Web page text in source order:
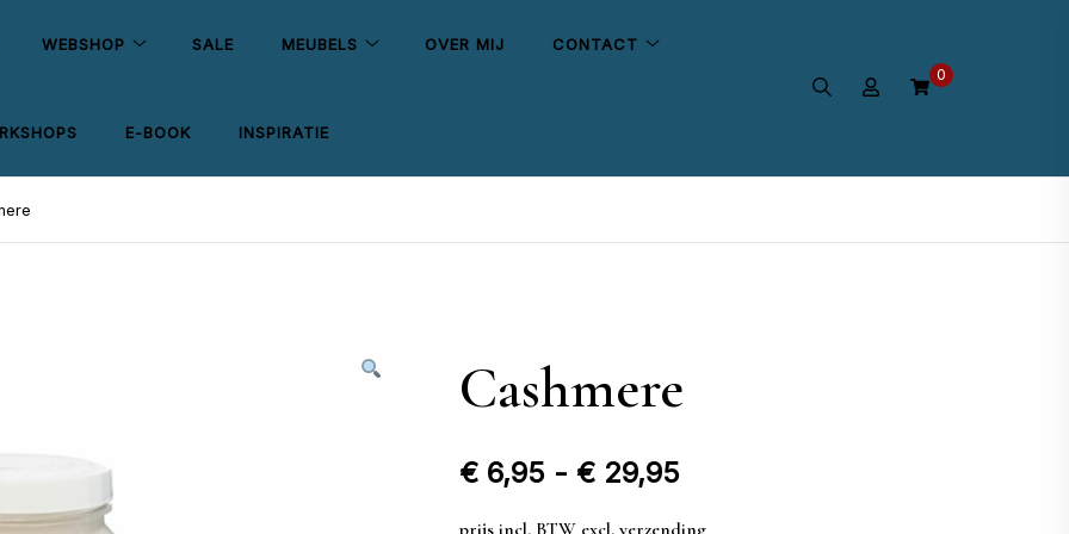
WEBSHOP SALE MEUBELS OVER MIJ CONTACT
E-BOOK INSPIRATIE
0
Cashmere
€ 6,95 - € 29,95
€ 6,95
prijs incl. BTW excl. verzending